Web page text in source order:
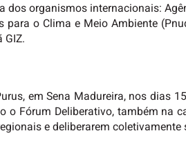
dos organismos internacionais:
para o Clima e Meio Ambiente
GIZ.
em Sena Madureira, nos dias
o Fórum Deliberativo, também na
e deliberarem